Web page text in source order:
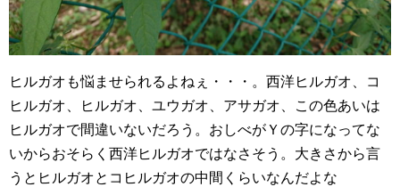
ヒルガオも悩ませられるよねぇ・・・。西洋ヒルガオ、コ
ヒルガオ、ヒルガオ、ユウガオ、アサガオ、この色あいは
ヒルガオで間違いないだろう。おしべがＹの字になってな
いからおそらく西洋ヒルガオではなさそう。大きさから言
うとヒルガオとコヒルガオの中間くらいなんだよな